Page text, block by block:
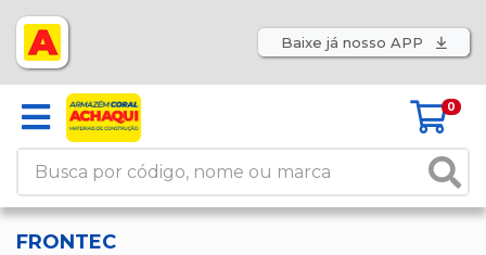
Baixe já nosso APP
0
FRONTEC